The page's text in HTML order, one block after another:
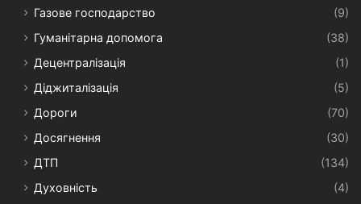
Газове господарство
(9)
Гуманітарна допомога
(38)
Децентралізація
(1)
Діджиталізація
(5)
Дороги
(70)
Досягнення
(30)
ДТП
(134)
Духовність
(4)